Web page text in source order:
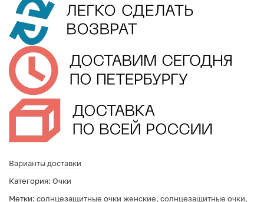
Варианты доставки
Категория: Очки
Метки: солнцезащитные очки женские, солнцезащитные очки,